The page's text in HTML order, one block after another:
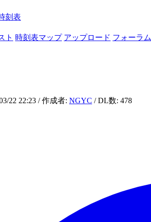
刻表
ト 時刻表マップ アップロード フォーラム
22 22:23 / 作成者: NGYC / DL数: 478